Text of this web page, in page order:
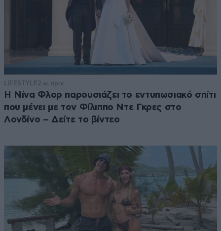
LIFESTYLE 2 ω. πριν
Η Νίνα Φλορ παρουσιάζει το εντυπωσιακό σπίτι
που μένει με τον Φίλιππο Ντε Γκρες στο
Λονδίνο – Δείτε το βίντεο